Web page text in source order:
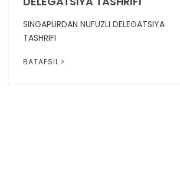
SINGAPURDAN NUFUZLI DELEGATSIYA
TASHRIFI
BATAFSIL